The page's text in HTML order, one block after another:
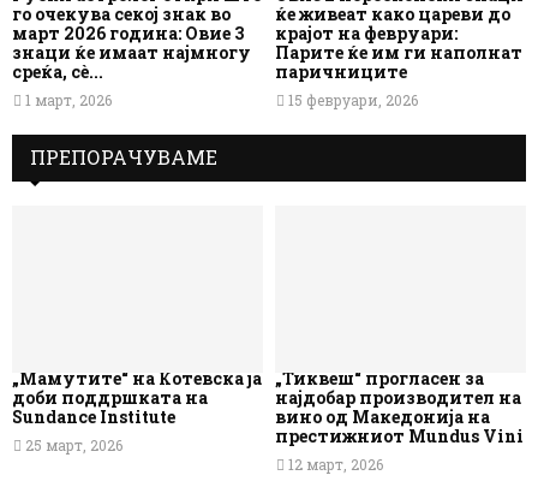
го очекува секој знак во
март 2026 година: Овие 3
знаци ќе имаат најмногу
среќа, сè...
1 март, 2026
ќе живеат како цареви до
крајот на февруари:
Парите ќе им ги наполнат
паричниците
15 февруари, 2026
ПРЕПОРАЧУВАМЕ
„Мамутите“ на Котевска ја
доби поддршката на
Sundance Institute
25 март, 2026
„Тиквеш“ прогласен за
најдобар производител на
вино од Македонија на
престижниот Mundus Vini
12 март, 2026